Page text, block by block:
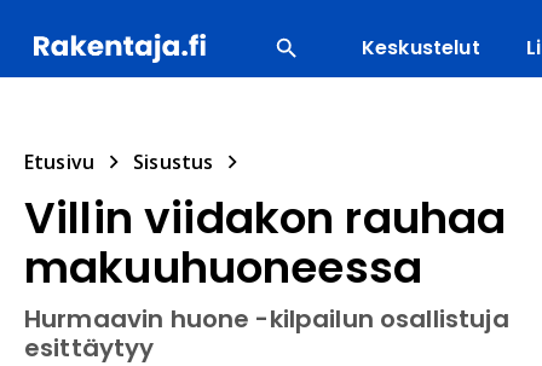
Keskustelut
Etusivu Sisustus
Villin viidakon rauhaa
makuuhuoneessa
Hurmaavin huone -kilpailun osallistuja
esittäytyy